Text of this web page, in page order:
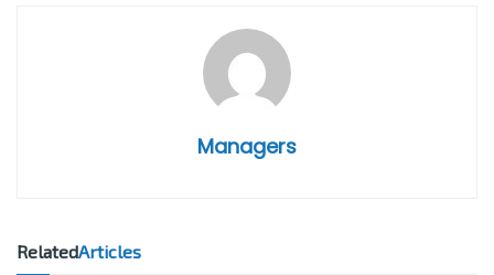
Managers
RelatedArticles